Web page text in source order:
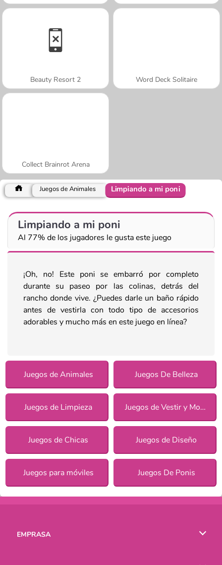
Beauty Resort 2 Word Deck Solitaire
Collect Brainrot Arena
Juegos de Animales Limpiando a mi poni
Limpiando a mi poni
Al 77% de los jugadores le gusta este juego
¡Oh, no! Este poni se embarró por completo
durante su paseo por las colinas, detrás del
rancho donde vive. ¿Puedes darle un baño rápido
antes de vestirla con todo tipo de accesorios
adorables y mucho más en este juego en línea?
Juegos de Animales Juegos De Belleza
Juegos de Limpieza Juegos de Vestir y Moda
Juegos de Chicas Juegos de Diseño
Juegos para móviles Juegos De Ponis
EMPRASA